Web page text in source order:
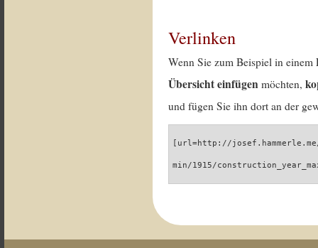
Verlinken
Wenn Sie zum Beispiel in
Übersicht einfügen möchten,
und fügen Sie ihn dort an der
[url=http://
min/1915/